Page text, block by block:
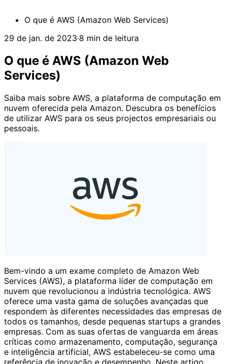
O que é AWS (Amazon Web Services)
29 de jan. de 2023·8 min de leitura
O que é AWS (Amazon Web
Services)
Saiba mais sobre AWS, a plataforma de computação em
nuvem oferecida pela Amazon. Descubra os benefícios
de utilizar AWS para os seus projectos empresariais ou
pessoais.
Bem-vindo a um exame completo de Amazon Web
Services (AWS), a plataforma líder de computação em
nuvem que revolucionou a indústria tecnológica. AWS
oferece uma vasta gama de soluções avançadas que
respondem às diferentes necessidades das empresas de
todos os tamanhos, desde pequenas startups a grandes
empresas. Com as suas ofertas de vanguarda em áreas
críticas como armazenamento, computação, segurança
e inteligência artificial, AWS estabeleceu-se como uma
referência de inovação e desempenho. Neste artigo